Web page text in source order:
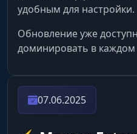
удобным для настройки.
Обновление уже
доминировать в каждом
07.06.2025